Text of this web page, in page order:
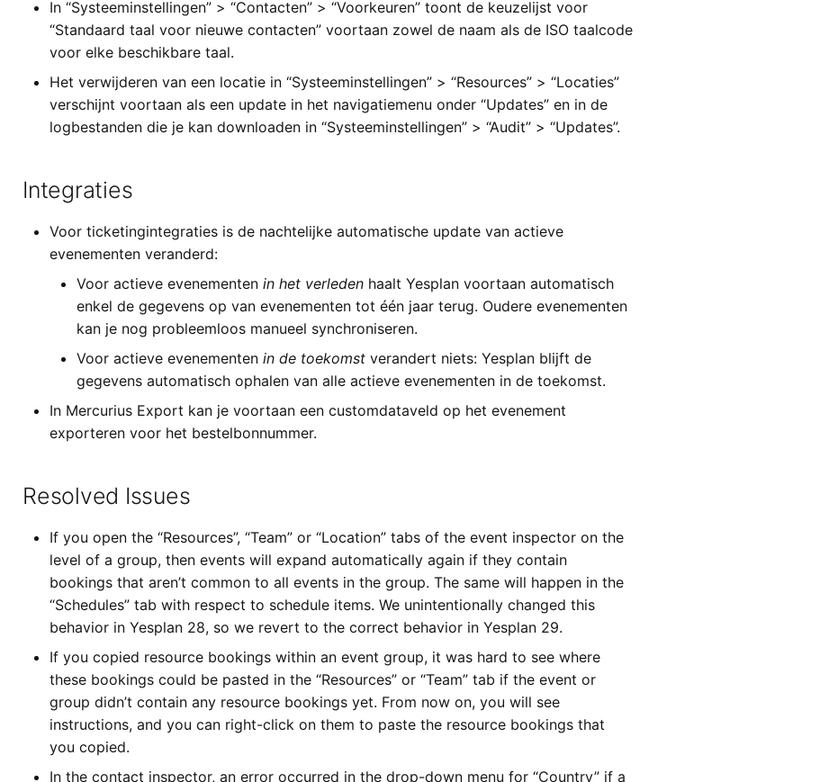
In “Systeeminstellingen” > “Contacten” > “Voorkeuren” toont de keuzelijst voor
“Standaard taal voor nieuwe contacten” voortaan zowel de naam als de ISO taalcode
voor elke beschikbare taal.
Het verwijderen van een locatie in “Systeeminstellingen” > “Resources” > “Locaties”
verschijnt voortaan als een update in het navigatiemenu onder “Updates” en in de
logbestanden die je kan downloaden in “Systeeminstellingen” > “Audit” > “Updates”.
Integraties
Voor ticketingintegraties is de nachtelijke automatische update van actieve
evenementen veranderd:
Voor actieve evenementen in het verleden haalt Yesplan voortaan automatisch
enkel de gegevens op van evenementen tot één jaar terug. Oudere evenementen
kan je nog probleemloos manueel synchroniseren.
Voor actieve evenementen in de toekomst verandert niets: Yesplan blijft de
gegevens automatisch ophalen van alle actieve evenementen in de toekomst.
In Mercurius Export kan je voortaan een customdataveld op het evenement
exporteren voor het bestelbonnummer.
Resolved Issues
If you open the “Resources”, “Team” or “Location” tabs of the event inspector on the
level of a group, then events will expand automatically again if they contain
bookings that aren’t common to all events in the group. The same will happen in the
“Schedules” tab with respect to schedule items. We unintentionally changed this
behavior in Yesplan 28, so we revert to the correct behavior in Yesplan 29.
If you copied resource bookings within an event group, it was hard to see where
these bookings could be pasted in the “Resources” or “Team” tab if the event or
group didn’t contain any resource bookings yet. From now on, you will see
instructions, and you can right-click on them to paste the resource bookings that
you copied.
In the contact inspector, an error occurred in the drop-down menu for “Country” if a